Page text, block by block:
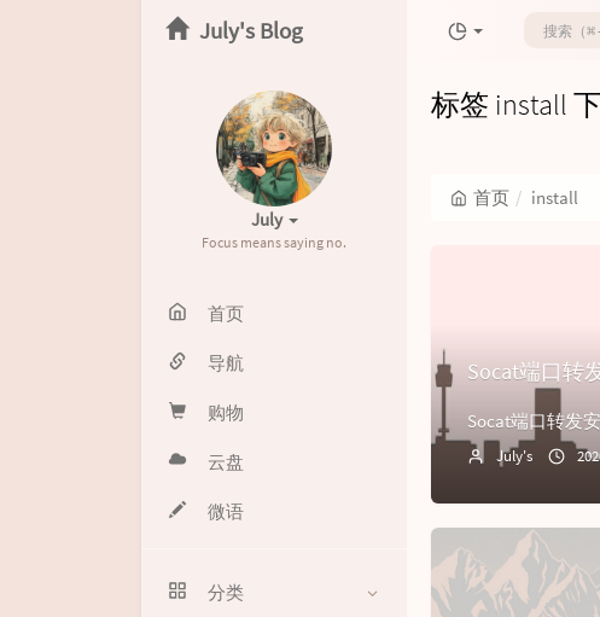
July's Blog
July
Focus means saying no.
首页
导航
购物
云盘
微语
分类
标签 install
首页 install
Socat端口转
July's